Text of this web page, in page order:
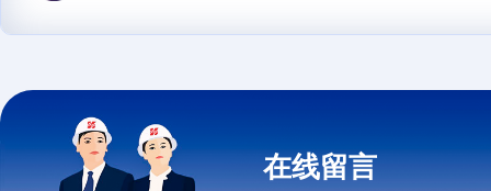
在线留言